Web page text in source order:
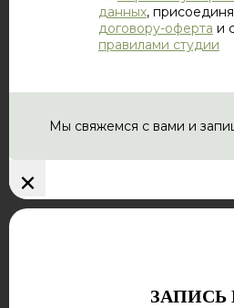
данных,
договору-оферта и
правилами студии
Мы свяжемся с вами и
×
ЗАПИСЬ